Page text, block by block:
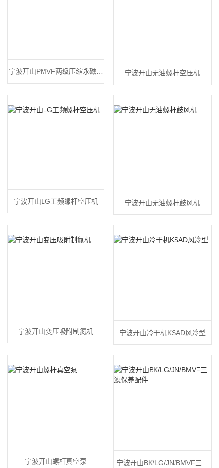
宁波开山PMVF两级压缩永磁变
频空压机
宁波开山无油螺杆空压机
宁波开山LG工频螺杆空压机 宁波开山无油螺杆鼓风机
宁波开山变压吸附制氮机 宁波开山冷干机KSAD风冷型
宁波开山螺杆真空泵 宁波开山BK/LG/JN/BMVF三滤